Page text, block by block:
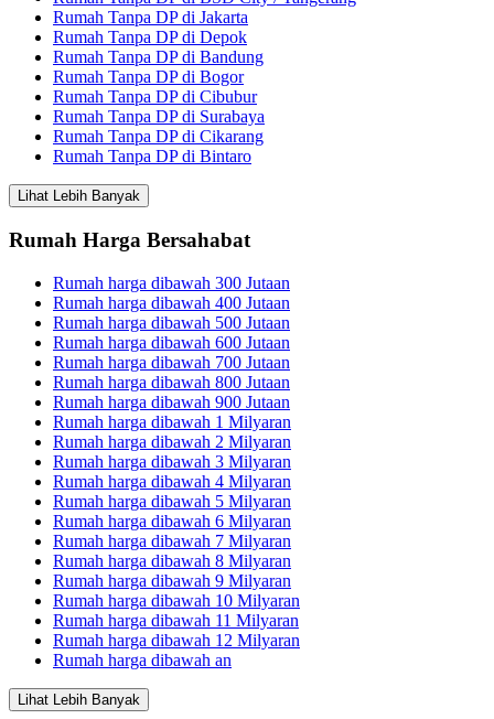
Rumah Tanpa DP di Jakarta
Rumah Tanpa DP di Depok
Rumah Tanpa DP di Bandung
Rumah Tanpa DP di Bogor
Rumah Tanpa DP di Cibubur
Rumah Tanpa DP di Surabaya
Rumah Tanpa DP di Cikarang
Rumah Tanpa DP di Bintaro
Lihat Lebih Banyak
Rumah Harga Bersahabat
Rumah harga dibawah 300 Jutaan
Rumah harga dibawah 400 Jutaan
Rumah harga dibawah 500 Jutaan
Rumah harga dibawah 600 Jutaan
Rumah harga dibawah 700 Jutaan
Rumah harga dibawah 800 Jutaan
Rumah harga dibawah 900 Jutaan
Rumah harga dibawah 1 Milyaran
Rumah harga dibawah 2 Milyaran
Rumah harga dibawah 3 Milyaran
Rumah harga dibawah 4 Milyaran
Rumah harga dibawah 5 Milyaran
Rumah harga dibawah 6 Milyaran
Rumah harga dibawah 7 Milyaran
Rumah harga dibawah 8 Milyaran
Rumah harga dibawah 9 Milyaran
Rumah harga dibawah 10 Milyaran
Rumah harga dibawah 11 Milyaran
Rumah harga dibawah 12 Milyaran
Rumah harga dibawah an
Lihat Lebih Banyak